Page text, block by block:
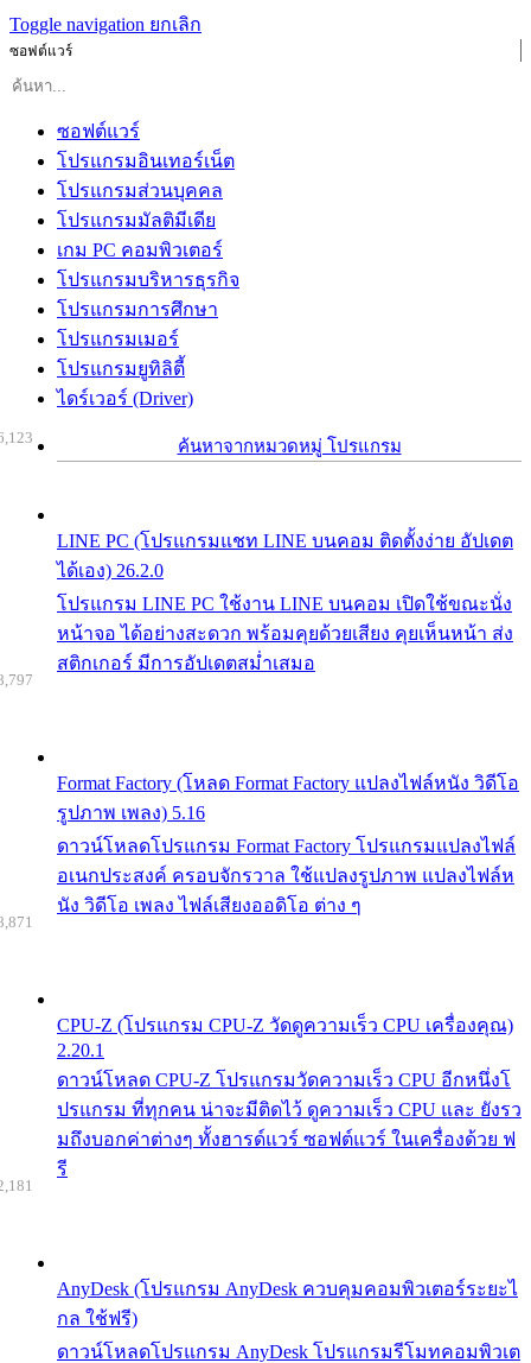
Toggle navigation ยกเลิก
ซอฟต์แวร์
ซอฟต์แวร์
โปรแกรมอินเทอร์เน็ต
โปรแกรมส่วนบุคคล
โปรแกรมมัลติมีเดีย
เกม PC คอมพิวเตอร์
โปรแกรมบริหารธุรกิจ
โปรแกรมการศึกษา
โปรแกรมเมอร์
โปรแกรมยูทิลิตี้
ไดร์เวอร์ (Driver)
ค้นหาจากหมวดหมู่ โปรแกรม
LINE PC (โปรแกรมแชท LINE บนคอม ติดตั้งง่าย อัปเดต
ได้เอง) 26.2.0
โปรแกรม LINE PC ใช้งาน LINE บนคอม เปิดใช้ขณะนั่ง
หน้าจอ ได้อย่างสะดวก พร้อมคุยด้วยเสียง คุยเห็นหน้า ส่ง
สติกเกอร์ มีการอัปเดตสม่ำเสมอ
Format Factory (โหลด Format Factory แปลงไฟล์หนัง วิดีโอ
รูปภาพ เพลง) 5.16
ดาวน์โหลดโปรแกรม Format Factory โปรแกรมแปลงไฟล์
อเนกประสงค์ ครอบจักรวาล ใช้แปลงรูปภาพ แปลงไฟล์ห
นัง วิดีโอ เพลง ไฟล์เสียงออดิโอ ต่าง ๆ
CPU-Z (โปรแกรม CPU-Z วัดดูความเร็ว CPU เครื่องคุณ)
2.20.1
ดาวน์โหลด CPU-Z โปรแกรมวัดความเร็ว CPU อีกหนึ่งโ
ปรแกรม ที่ทุกคน น่าจะมีติดไว้ ดูความเร็ว CPU และ ยังรว
มถึงบอกค่าต่างๆ ทั้งฮารด์แวร์ ซอฟต์แวร์ ในเครื่องด้วย ฟ
รี
AnyDesk (โปรแกรม AnyDesk ควบคุมคอมพิวเตอร์ระยะไ
กล ใช้ฟรี)
ดาวน์โหลดโปรแกรม AnyDesk โปรแกรมรีโมทคอมพิวเต